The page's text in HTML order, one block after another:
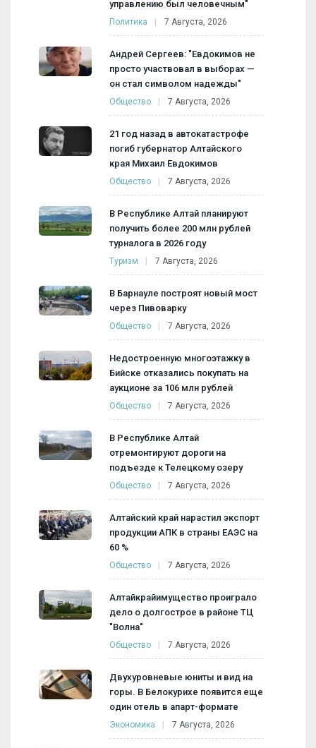
управлению был человечным"
Политика 7 Августа, 2026
Андрей Сергеев: "Евдокимов не
просто участвовал в выборах —
он стал символом надежды"
Общество 7 Августа, 2026
21 год назад в автокатастрофе
погиб губернатор Алтайского
края Михаил Евдокимов
Общество 7 Августа, 2026
В Республике Алтай планируют
получить более 200 млн рублей
турналога в 2026 году
Туризм 7 Августа, 2026
В Барнауле построят новый мост
через Пивоварку
Общество 7 Августа, 2026
Недостроенную многоэтажку в
Бийске отказались покупать на
аукционе за 106 млн рублей
Общество 7 Августа, 2026
В Республике Алтай
отремонтируют дороги на
подъезде к Телецкому озеру
Общество 7 Августа, 2026
Алтайский край нарастил экспорт
продукции АПК в страны ЕАЭС на
60 %
Общество 7 Августа, 2026
Алтайкрайимущество проиграло
дело о долгострое в районе ТЦ
"Волна"
Общество 7 Августа, 2026
Двухуровневые юниты и вид на
горы. В Белокурихе появится еще
один отель в апарт-формате
Экономика 7 Августа, 2026